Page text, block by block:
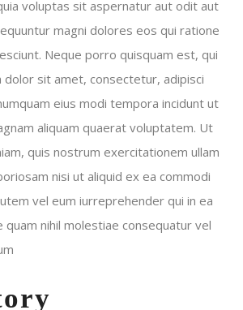
voluptas sit aspernatur aut odit aut
magni dolores eos qui ratione
Neque porro quisquam est, qui
dolor sit amet, consectetur, adipisci
eius modi tempora incidunt ut
aliquam quaerat voluptatem. Ut
quis nostrum exercitationem ullam
nisi ut aliquid ex ea commodi
vel eum iurreprehender qui in ea
nihil molestiae consequatur vel